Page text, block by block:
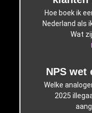
Hoe boek ik
Nederland als
Wat
NPS wet
Welke
2025